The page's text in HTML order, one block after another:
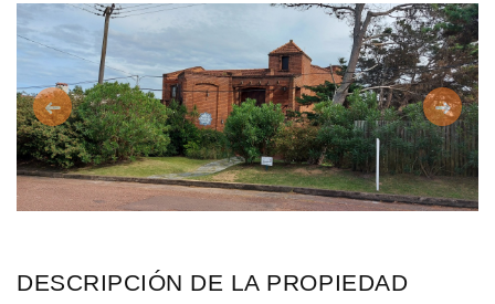
Anterior
DESCRIPCIÓN DE LA PROPIEDAD